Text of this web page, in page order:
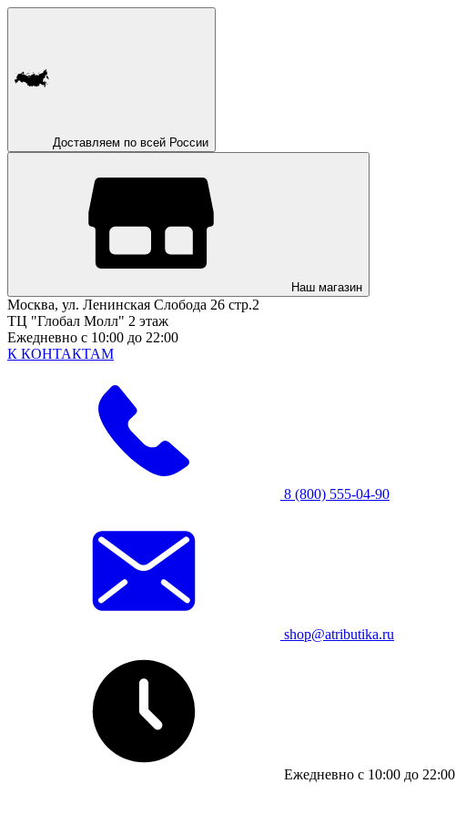
Доставляем по всей России
Наш магазин
Москва, ул. Ленинская Слобода 26 стр.2
ТЦ "Глобал Молл" 2 этаж
Ежедневно с 10:00 до 22:00
К КОНТАКТАМ
8 (800) 555-04-90
shop@atributika.ru
Ежедневно с 10:00 до 22:00